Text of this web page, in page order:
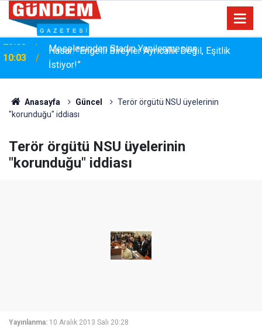
10:03
Hasar: “Engelli Bireyler Ayrıcalık Değil, Eşitlik
İstiyor!”
Anasayfa Güncel
Terör örgütü NSU üyelerinin
"korunduğu" iddiası
Terör örgütü NSU üyelerinin
"korunduğu" iddiası
Yayınlanma: 10 Aralık 2013 Salı 20:28